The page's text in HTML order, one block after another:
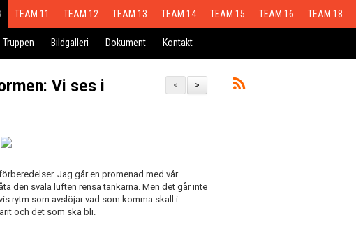
TEAM 11 TEAM 12 TEAM 13 TEAM 14 TEAM 15 TEAM 16 TEAM 18
Truppen Bildgalleri Dokument Kontakt
>
<
Vi ses i
Jag går en promenad med vår
den svala luften rensa tankarna. Men det går inte
rytm som avslöjar vad som komma skall i
och det som ska bli.